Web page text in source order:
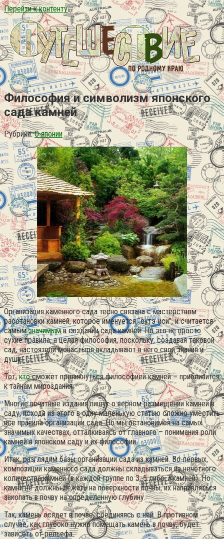
Перейти к контенту
Философия и символизм японского
сада камней
Рубрика: О японии
Организация каменного сада тесно связана с мастерством
расстановки камней, которое именуется “сутэ-иси”, и считается
самымзначимымв создании сада камней. Но это не просто
сухие правила, а целая философия, поскольку, создавая таковой
сад, настоятели монастыря вкладывают в него свои знания и
душу.
Тот,ктосможет проникнуться философией камней – приблизится
к тайнам мироздания.
Многие печатные издания пишут о верном размещении камней в
саду, исходя из этого в одну маленькую статью сложно уместить
все правила организации сада.Но мы остановимся на самых
значимых качествах, отталкиваясь от главного – понимания роли
камней в японском саду и их философии.
Итак, разглядим базы организации сада из камней. Во-первых,
композиции каменного сада должны складываться из нечетного
количества камней (в каждой группе по 3, 5 либо 7 камней). Но
камни не должны лежать на поверхности почвы, их направляться
закопать в почву на определенную глубину.
Так, камень осядет в почве, соединяясь с ней. В противном
случае, как глубоко нужно помещать камень в почву, будет
зависеть от рельефа.